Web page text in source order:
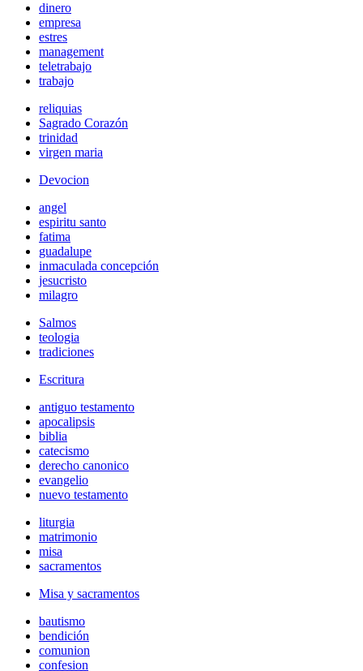
dinero
empresa
estres
management
teletrabajo
trabajo
reliquias
Sagrado Corazón
trinidad
virgen maria
Devocion
angel
espiritu santo
fatima
guadalupe
inmaculada concepción
jesucristo
milagro
Salmos
teologia
tradiciones
Escritura
antiguo testamento
apocalipsis
biblia
catecismo
derecho canonico
evangelio
nuevo testamento
liturgia
matrimonio
misa
sacramentos
Misa y sacramentos
bautismo
bendición
comunion
confesion